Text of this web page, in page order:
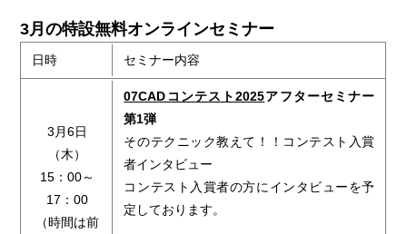
3月の特設無料オンラインセミナー
日時 セミナー内容
3月6日
（木）
15：00～
17：00
（時間は前
07CADコンテスト2025アフターセミナー
第1弾
そのテクニック教えて！！コンテスト入賞
者インタビュー
コンテスト入賞者の方にインタビューを予
定しております。